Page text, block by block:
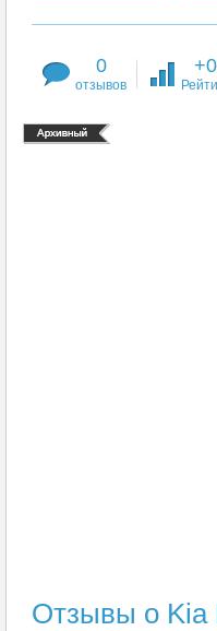
0
отзывов
+0
Отзывы о Kia